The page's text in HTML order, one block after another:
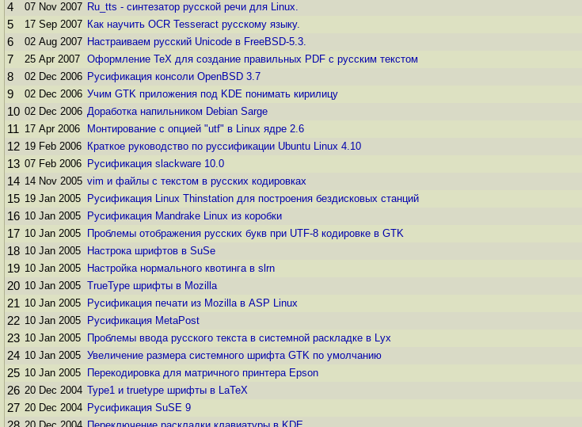
4 07 Nov 2007 Ru_tts - синтезатор русской речи для Linux.
5 17 Sep 2007 Как научить OCR Tesseraсt русскому языку.
6 02 Aug 2007 Настраиваем русский Unicode в FreeBSD-5.3.
7 25 Apr 2007 Оформление TeX для создание правильных PDF с русским текстом
8 02 Dec 2006 Русификация консоли OpenBSD 3.7
9 02 Dec 2006 Учим GTK приложения под KDE понимать кирилицу
10 02 Dec 2006 Доработка напильником Debian Sarge
11 17 Apr 2006 Монтирование с опцией "utf" в Linux ядре 2.6
12 19 Feb 2006 Краткое руководство по руссификации Ubuntu Linux 4.10
13 07 Feb 2006 Русификация slackware 10.0
14 14 Nov 2005 vim и файлы с текстом в русских кодировках
15 19 Jan 2005 Русификация Linux Thinstation для построения бездисковых станций
16 10 Jan 2005 Русификация Mandrake Linux из коробки
17 10 Jan 2005 Проблемы отображения русских букв при UTF-8 кодировке в GTK
18 10 Jan 2005 Настрока шрифтов в SuSe
19 10 Jan 2005 Настройка нормального квотинга в slrn
20 10 Jan 2005 TrueType шрифты в Mozilla
21 10 Jan 2005 Русификация печати из Mozilla в ASP Linux
22 10 Jan 2005 Русификация MetaPost
23 10 Jan 2005 Проблемы ввода русского текста в системной раскладке в Lyx
24 10 Jan 2005 Увеличение размера системного шрифта GTK по умолчанию
25 10 Jan 2005 Перекодировка для матричного принтера Epson
26 20 Dec 2004 Type1 и truetype шрифты в LaTeX
27 20 Dec 2004 Русификация SuSE 9